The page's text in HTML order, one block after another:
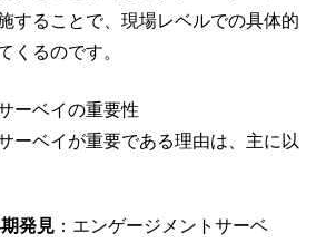
することで、現場レベルでの具体的
くるのです。
ーベイの重要性
ーベイが重要である理由は、主に以
発見 ：エンゲージメントサーベ